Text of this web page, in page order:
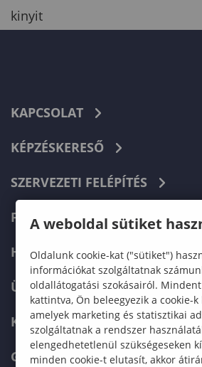
kinyit
KAPCSOLAT
KÉPZÉSKERESŐ
SZERVEZETI FELÉPÍTÉS
FELVÉTELIZŐKNEK
HALLGATÓKNAK
ÜZLETI PARTNEREKNEK
KARRIER
GREEN UNIVERSITY
A weboldal sütiket
Oldalunk cookie-kat ("sütiket")
információkat szolgáltatnak
oldallátogatási szokásairól.
kattintva, Ön beleegyezik a cookie-
amelyek marketing és statisztikai
szolgáltatnak a rendszer
elengedhetetlenül szükségeseken
minden cookie-t elutasít, akkor